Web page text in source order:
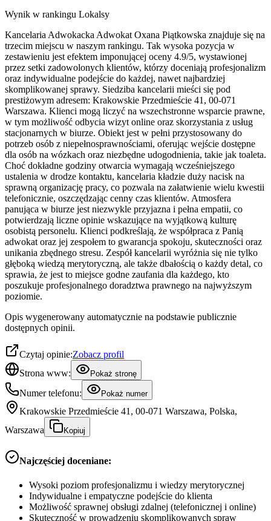
Wynik w rankingu Lokalsy
Kancelaria Adwokacka Adwokat Oxana Piątkowska znajduje się na
trzecim miejscu w naszym rankingu. Tak wysoka pozycja w
zestawieniu jest efektem imponującej oceny 4.9/5, wystawionej
przez setki zadowolonych klientów, którzy doceniają profesjonalizm
oraz indywidualne podejście do każdej, nawet najbardziej
skomplikowanej sprawy. Siedziba kancelarii mieści się pod
prestiżowym adresem: Krakowskie Przedmieście 41, 00-071
Warszawa. Klienci mogą liczyć na wszechstronne wsparcie prawne,
w tym możliwość odbycia wizyt online oraz skorzystania z usług
stacjonarnych w biurze. Obiekt jest w pełni przystosowany do
potrzeb osób z niepełnosprawnościami, oferując wejście dostępne
dla osób na wózkach oraz niezbędne udogodnienia, takie jak toaleta.
Choć dokładne godziny otwarcia wymagają wcześniejszego
ustalenia w drodze kontaktu, kancelaria kładzie duży nacisk na
sprawną organizację pracy, co pozwala na załatwienie wielu kwestii
telefonicznie, oszczędzając cenny czas klientów. Atmosfera
panująca w biurze jest niezwykle przyjazna i pełna empatii, co
potwierdzają liczne opinie wskazujące na wyjątkową kulturę
osobistą personelu. Klienci podkreślają, że współpraca z Panią
adwokat oraz jej zespołem to gwarancja spokoju, skuteczności oraz
unikania zbędnego stresu. Zespół kancelarii wyróżnia się nie tylko
głęboką wiedzą merytoryczną, ale także dbałością o każdy detal, co
sprawia, że jest to miejsce godne zaufania dla każdego, kto
poszukuje profesjonalnego doradztwa prawnego na najwyższym
poziomie.
Opis wygenerowany automatycznie na podstawie publicznie
dostępnych opinii.
Czytaj opinie:Zobacz profil
Strona www:
Pokaż stronę
Numer telefonu: Pokaż numer
Krakowskie Przedmieście 41, 00-071 Warszawa, Polska,
Warszawa
Kopiuj
Najczęściej doceniane:
Wysoki poziom profesjonalizmu i wiedzy merytorycznej
Indywidualne i empatyczne podejście do klienta
Możliwość sprawnej obsługi zdalnej (telefonicznej i online)
Skuteczność w prowadzeniu skomplikowanych spraw